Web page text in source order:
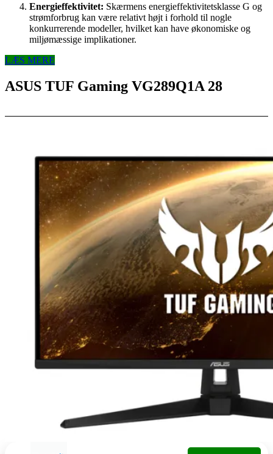
Energieffektivitet: Skærmens energieffektivitetsklasse G og
strømforbrug kan være relativt højt i forhold til nogle
konkurrerende modeller, hvilket kan have økonomiske og
miljømæssige implikationer.
LÆS MERE
ASUS TUF Gaming VG289Q1A 28